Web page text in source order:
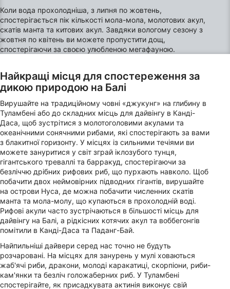
Коли вода прохолодніша, з липня по жовтень,
спостерігається пік кількості мола-мола, молотових акул,
скатів манта та китових акул. Завдяки вологому сезону з
жовтня по квітень ви можете пропустити дощ,
спостерігаючи за своєю улюбленою мегафауною.
Найкращі місця для спостереження за
дикою природою на Балі
Вирушайте на традиційному човні «джукунг» на глибину в
Туламбені або до складних місць для дайвінгу в Канді-
Даса, щоб зустрітися з молотоголовими акулами та
океанічними сонячними рибами, які спостерігають за вами
з блакитної горизонту. У місцях із сильними течіями ви
можете зануритися у світ зграй іклозубого тунця,
гігантського треваллі та барракуд, спостерігаючи за
безліччю дрібних рифових риб, що пурхають навколо. Щоб
побачити двох неймовірних підводних гігантів, вирушайте
на острови Нуса, де можна побачити численних скатів
манта та мола-молу, що купаються в прохолодній воді.
Рифові акули часто зустрічаються в більшості місць для
дайвінгу на Балі, а рідкісних котячих акул та воббегонгів
помітили в Канді-Даса та Паданг-Бай.
Найпильніші дайвери серед нас точно не будуть
розчаровані. На місцях для занурень у мулі ховаються
жаб'ячі риби, дракони, молоді каракатиці, скорпіони, риби-
кам'янки та безліч голожаберних риб. У Туламбені
спостерігайте, як присадкувата актинія виконує свій